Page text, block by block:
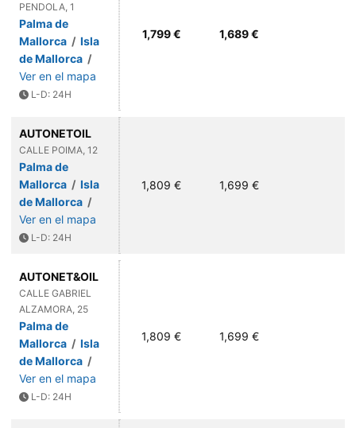
PENDOLA, 1
Palma de
Mallorca / Isla
de Mallorca /
Ver en el mapa
L-D: 24H
1,799 € 1,689 €
AUTONETOIL
CALLE POIMA, 12
Palma de
Mallorca / Isla
de Mallorca /
Ver en el mapa
L-D: 24H
1,809 € 1,699 €
AUTONET&OIL
CALLE GABRIEL
ALZAMORA, 25
Palma de
Mallorca / Isla
de Mallorca /
Ver en el mapa
L-D: 24H
1,809 € 1,699 €